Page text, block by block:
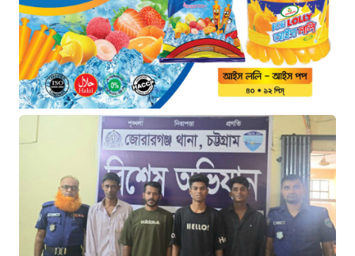
বাংলাদেশী শ্রমিকের মৃত্যু
৫০ মিনিট আগে
মগবাজারে বেপরোয়া লরির থাবায় ঝরল
দুই মোটরসাইকেল আরোহীর প্রাণ
৫৫ মিনিট আগে
এসএসসি পরীক্ষার পাসের হার কমেছে
৬.২০ শতাংশ
৫৯ মিনিট আগে
এসএসসি ও সমমানের পরীক্ষার ফল
প্রকাশ আগামীকাল
২১ ঘণ্টা আগে